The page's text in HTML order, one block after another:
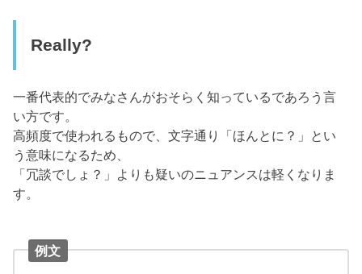
Really?
一番代表的でみなさんがおそらく知っているであろう言
い方です。
高頻度で使われるもので、文字通り「ほんとに？」とい
う意味になるため、
「冗談でしょ？」よりも疑いのニュアンスは軽くなりま
す。
例文